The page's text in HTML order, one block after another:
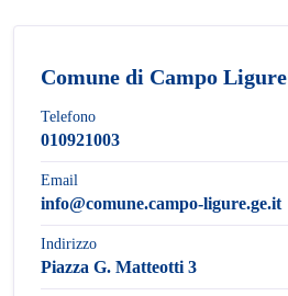
Comune di Campo Ligure
Telefono
010921003
Email
info@comune.campo-ligure.ge.it
Indirizzo
Piazza G. Matteotti 3